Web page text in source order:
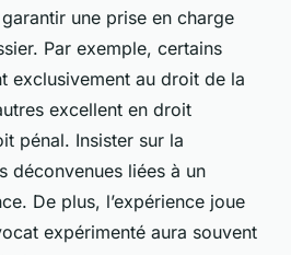
une prise en charge
Par exemple, certains
exclusivement au droit de la
excellent en droit
pénal. Insister sur la
déconvenues liées à un
De plus, l’expérience joue
expérimenté aura souvent